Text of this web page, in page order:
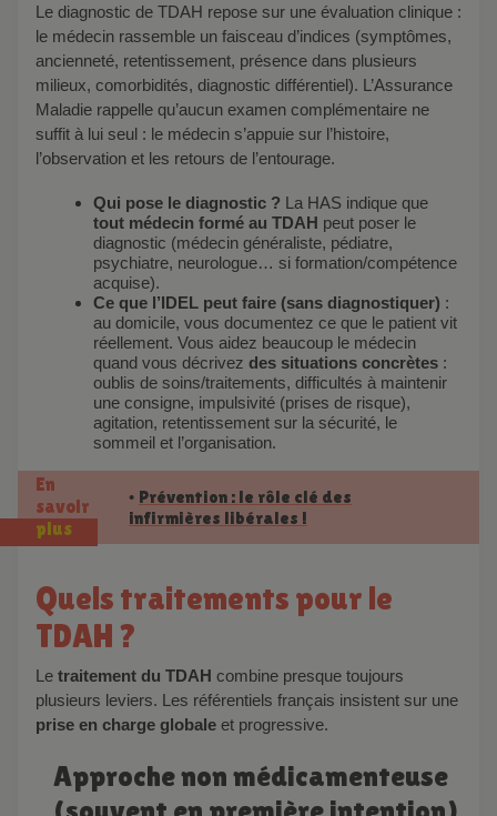
Le diagnostic de TDAH repose sur une évaluation clinique :
le médecin rassemble un faisceau d’indices (symptômes,
ancienneté, retentissement, présence dans plusieurs
milieux, comorbidités, diagnostic différentiel). L’Assurance
Maladie rappelle qu’aucun examen complémentaire ne
suffit à lui seul : le médecin s’appuie sur l’histoire,
l’observation et les retours de l’entourage.
Qui pose le diagnostic ? La HAS indique que
tout médecin formé au TDAH peut poser le
diagnostic (médecin généraliste, pédiatre,
psychiatre, neurologue… si formation/compétence
acquise).
Ce que l’IDEL peut faire (sans diagnostiquer) :
au domicile, vous documentez ce que le patient vit
réellement. Vous aidez beaucoup le médecin
quand vous décrivez des situations concrètes :
oublis de soins/traitements, difficultés à maintenir
une consigne, impulsivité (prises de risque),
agitation, retentissement sur la sécurité, le
sommeil et l’organisation.
En
savoir
plus
• Prévention : le rôle clé des
infirmières libérales !
Quels traitements pour le
TDAH ?
Le traitement du TDAH combine presque toujours
plusieurs leviers. Les référentiels français insistent sur une
prise en charge globale et progressive.
Approche non médicamenteuse